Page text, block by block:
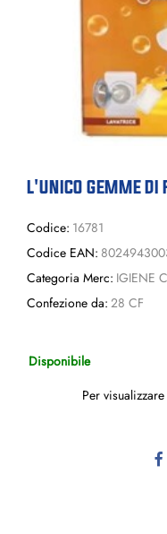
L'UNICO GEMME DI
Codice: 16781
Codice EAN:
Categoria Merc: IGIENE
Confezione da: 28 CF
Disponibile
Per